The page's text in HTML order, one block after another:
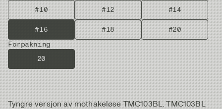
#10
#12 #14
#16 #18
#20
Forpakning
20
Tyngre versjon av mothakeløse TMC103BL. TMC103BL